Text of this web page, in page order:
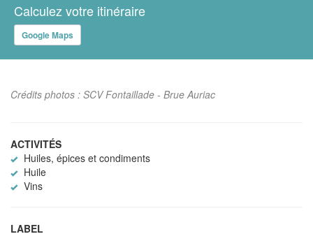
Calculez votre itinéraire
Google Maps
Crédits photos : SCV Fontaillade - Brue Auriac
ACTIVITÉS
Huiles, épices et condiments
Huile
Vins
LABEL